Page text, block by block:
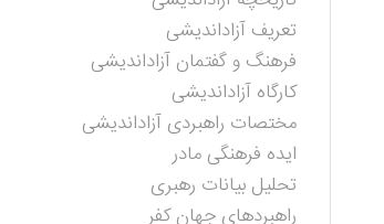
تعریف آزاداندیشی
فرهنگ و گفتمان آزاداندیشی
کارگاه آزاداندیشی
مختصات راهبردی آزاداندیشی
ایده فرهنگی مادر
تحلیل بیانات رهبری
راهبردهای جهان کفر